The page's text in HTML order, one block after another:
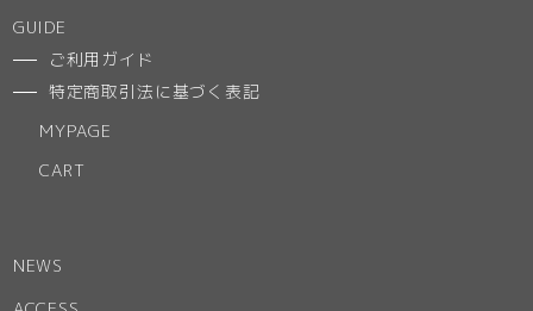
GUIDE
ご利用ガイド
特定商取引法に基づく表記
MYPAGE
CART
NEWS